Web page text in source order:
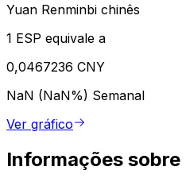
Yuan Renminbi chinês
1 ESP equivale a
0,0467236 CNY
NaN (NaN%) Semanal
Ver gráfico
Informações sobre